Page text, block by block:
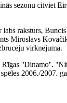
sezonu citviet
raksturs,
Miroslavs
virknējumā.
''Dinamo''.
2006./2007.